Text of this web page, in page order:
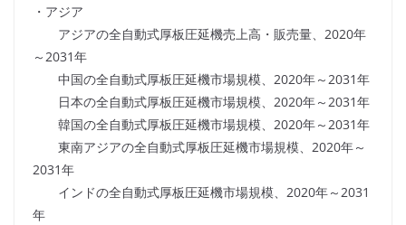
・アジア
アジアの全自動式厚板圧延機売上高・販売量、2020年
～2031年
中国の全自動式厚板圧延機市場規模、2020年～2031年
日本の全自動式厚板圧延機市場規模、2020年～2031年
韓国の全自動式厚板圧延機市場規模、2020年～2031年
東南アジアの全自動式厚板圧延機市場規模、2020年～
2031年
インドの全自動式厚板圧延機市場規模、2020年～2031
年